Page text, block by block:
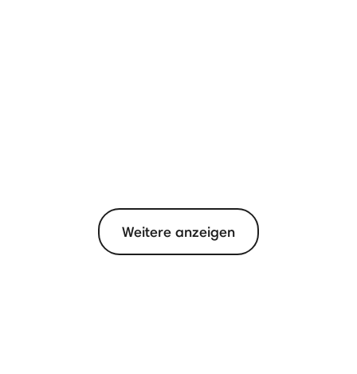
Weitere anzeigen